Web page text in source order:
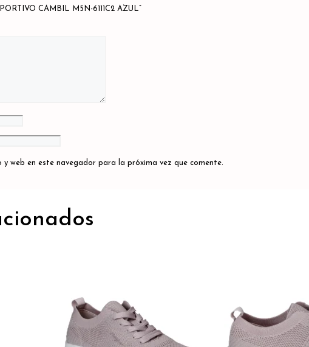
CAMBIL M5N-6111C2 AZUL”
web en este navegador para la próxima vez que comente.